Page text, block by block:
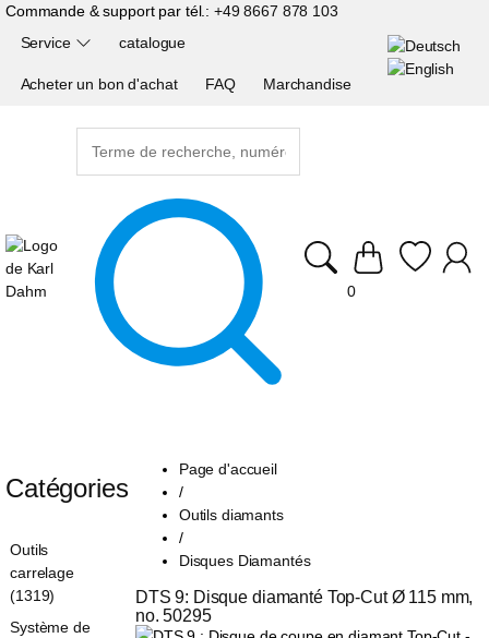
Commande & support par tél.: +49 8667 878 103
Service catalogue
Acheter un bon d'achat FAQ Marchandise
0
Page d'accueil
/
Outils diamants
/
Disques Diamantés
DTS 9: Disque diamanté Top-Cut Ø 115 mm,
no. 50295
Catégories
Outils
carrelage
(1319)
Système de